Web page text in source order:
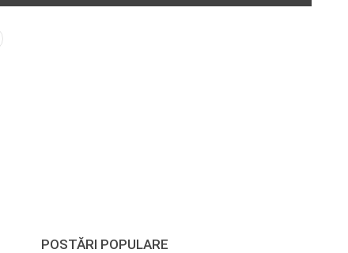
POSTĂRI POPULARE